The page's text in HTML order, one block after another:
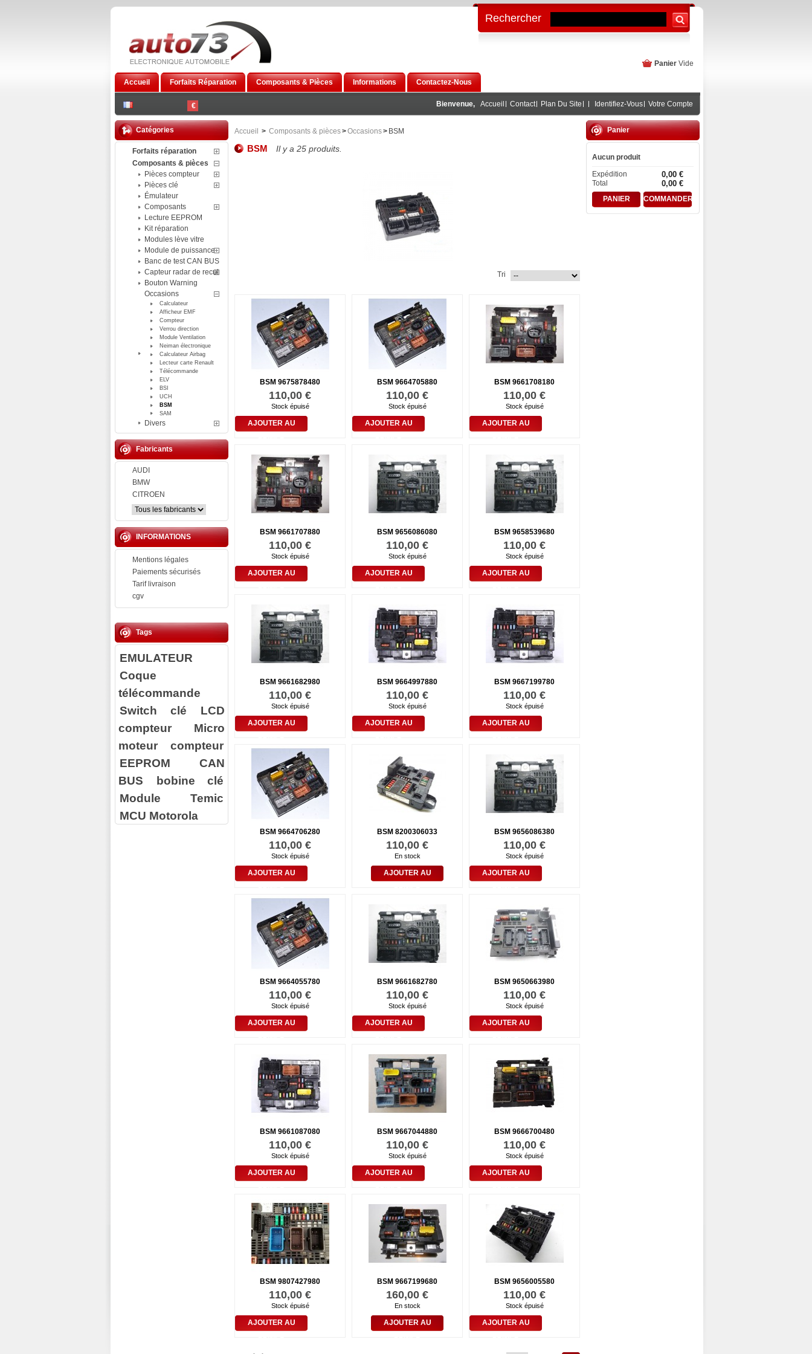
€
Accueil Forfaits Réparation Composants & Pièces Informations Contactez-Nous
Panier Vide
Bienvenue, Accueil Contact Plan Du Site Identifiez-Vous Votre Compte
Rechercher
Catégories
Forfaits réparation
Composants & pièces
Pièces compteur
Pièces clé
Émulateur
Composants
Lecture EEPROM
Kit réparation
Modules lève vitre
Module de puissance
Banc de test CAN BUS
Capteur radar de recul
Bouton Warning
Occasions
Calculateur
Afficheur EMF
Compteur
Verrou direction
Module Ventilation
Neiman électronique
Calculateur Airbag
Lecteur carte Renault
Télécommande
ELV
BSI
UCH
BSM
SAM
Divers
Fabricants
AUDI
BMW
CITROEN
INFORMATIONS
Mentions légales
Paiements sécurisés
Tarif livraison
cgv
Tags
EMULATEUR
Coque
télécommande
Switch clé
LCD
compteur
Micro
moteur compteur
EEPROM
CAN
BUS
bobine clé
Module Temic
MCU Motorola
Accueil > Composants & pièces>Occasions> BSM
BSM Il y a 25 produits.
Tri
BSM 9675878480
110,00 €
Stock épuisé
AJOUTER AU
BSM 9664705880
110,00 €
Stock épuisé
AJOUTER AU
BSM 9661708180
110,00 €
Stock épuisé
AJOUTER AU
BSM 9661707880
110,00 €
Stock épuisé
AJOUTER AU
BSM 9656086080
110,00 €
Stock épuisé
AJOUTER AU
BSM 9658539680
110,00 €
Stock épuisé
AJOUTER AU
BSM 9661682980
110,00 €
Stock épuisé
AJOUTER AU
BSM 9664997880
110,00 €
Stock épuisé
AJOUTER AU
BSM 9667199780
110,00 €
Stock épuisé
AJOUTER AU
BSM 9664706280
110,00 €
Stock épuisé
AJOUTER AU
BSM 8200306033
110,00 €
En stock
AJOUTER AU
BSM 9656086380
110,00 €
Stock épuisé
AJOUTER AU
BSM 9664055780
110,00 €
Stock épuisé
AJOUTER AU
BSM 9661682780
110,00 €
Stock épuisé
AJOUTER AU
BSM 9650663980
110,00 €
Stock épuisé
AJOUTER AU
BSM 9661087080
110,00 €
Stock épuisé
AJOUTER AU
BSM 9667044880
110,00 €
Stock épuisé
AJOUTER AU
BSM 9666700480
110,00 €
Stock épuisé
AJOUTER AU
BSM 9807427980
110,00 €
Stock épuisé
AJOUTER AU
BSM 9667199680
160,00 €
En stock
AJOUTER AU
BSM 9656005580
110,00 €
Stock épuisé
AJOUTER AU
Panier
Aucun produit
Expédition
0,00 €
Total 0,00 €
PANIER COMMANDER